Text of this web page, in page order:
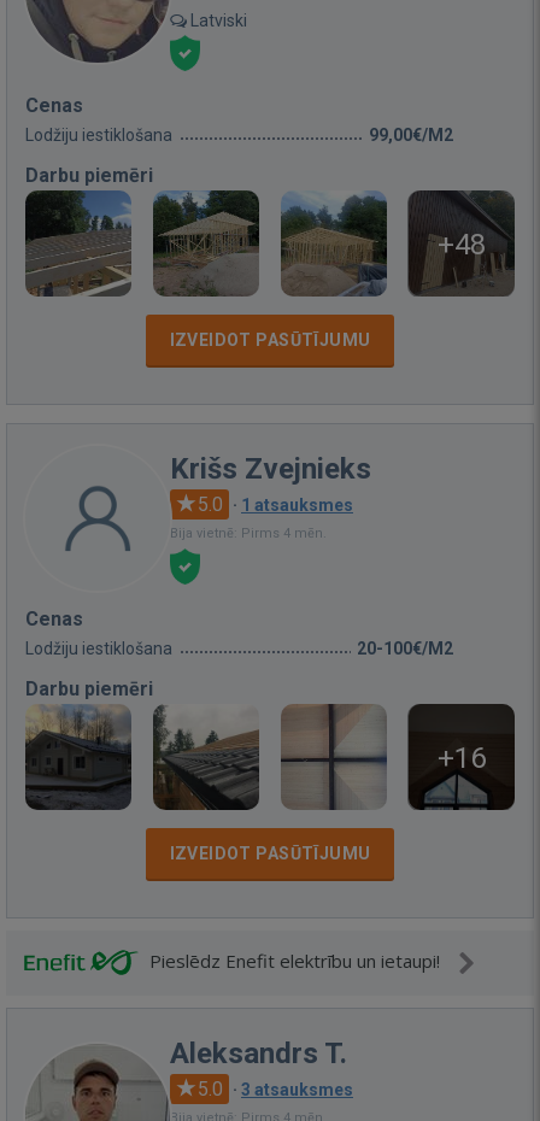
Latviski
Cenas
Lodžiju iestiklošana 99,00€/M2
Darbu piemēri
+48
IZVEIDOT PASŪTĪJUMU
Krišs Zvejnieks
5.0 · 1 atsauksmes
Bija vietnē: Pirms 4 mēn.
Cenas
Lodžiju iestiklošana 20-100€/M2
Darbu piemēri
+16
IZVEIDOT PASŪTĪJUMU
Pieslēdz Enefit elektrību un ietaupi!
Aleksandrs T.
5.0 · 3 atsauksmes
Bija vietnē: Pirms 4 mēn.